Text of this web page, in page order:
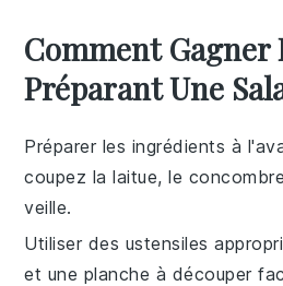
Comment Gagner
Préparant Une
Préparer les ingrédients à
coupez lalaitue, le concombre
veille.
Utiliser des ustensiles
et une planche à découper